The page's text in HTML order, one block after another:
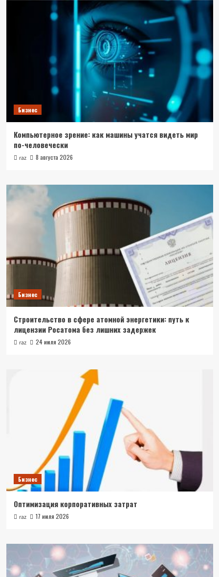
Бизнес
Компьютерное зрение: как машины учатся видеть мир
по-человечески
raz 8 августа 2026
Бизнес
Строительство в сфере атомной энергетики: путь к
лицензии Росатома без лишних задержек
raz 24 июля 2026
Бизнес
Оптимизация корпоративных затрат
raz 17 июля 2026